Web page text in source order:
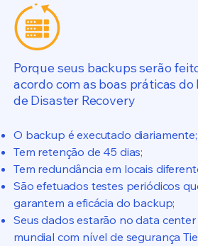
Porque seus backups serão
acordo com as boas práticas do
de Disaster Recovery
O backup é executado diariamente;
Tem retenção de 45 dias;
Tem redundância em locais
São efetuados testes periódicos
garantem a eficácia do backup;
Seus dados estarão no data
mundial com nível de segurança